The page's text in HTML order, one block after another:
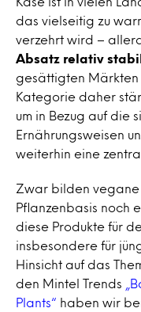
das vielseitig zu
verzehrt wird –
Absatz relativ stabil
gesättigten Märkten
Kategorie daher
um in Bezug auf die
Ernährungsweisen
weiterhin eine
Zwar bilden
Pflanzenbasis noch
diese Produkte für
insbesondere für
Hinsicht auf das
den Mintel Trends
Plants“ haben wir